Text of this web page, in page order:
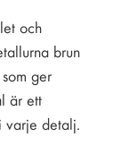
och
brun
ger
är ett
varje detalj.